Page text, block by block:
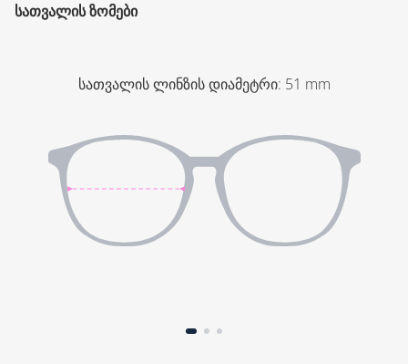
ᲡᲐᲗᲕᲐᲚᲘᲡ ᲖᲝᲛᲔᲑᲘ
სათვალის ლინზის დიამეტრი: 51 mm